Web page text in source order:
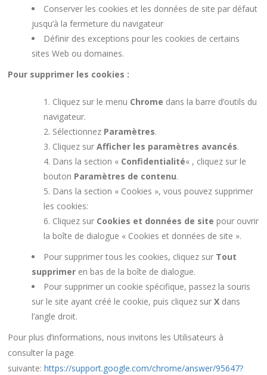
Conserver les cookies et les données de site par défaut
jusqu’à la fermeture du navigateur
Définir des exceptions pour les cookies de certains
sites Web ou domaines.
Pour supprimer les cookies :
Cliquez sur le menu Chrome dans la barre d’outils du
navigateur.
Sélectionnez Paramètres.
Cliquez sur Afficher les paramètres avancés.
Dans la section « Confidentialité« , cliquez sur le
bouton Paramètres de contenu.
Dans la section « Cookies », vous pouvez supprimer
les cookies:
Cliquez sur Cookies et données de site pour ouvrir
la boîte de dialogue « Cookies et données de site ».
Pour supprimer tous les cookies, cliquez sur Tout
supprimer en bas de la boîte de dialogue.
Pour supprimer un cookie spécifique, passez la souris
sur le site ayant créé le cookie, puis cliquez sur X dans
l’angle droit.
Pour plus d’informations, nous invitons les Utilisateurs à
consulter la page
suivante: https://support.google.com/chrome/answer/95647?